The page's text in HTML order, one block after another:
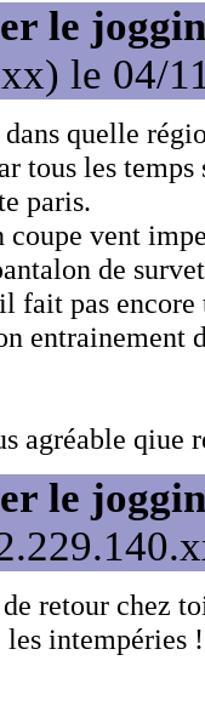
le
le 04/
quelle
tous les temps
paris.
vent
de
fait pas
entrainement
agréable qiue
le
retour chez
intempéries !